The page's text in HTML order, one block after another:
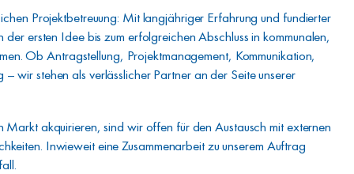
Projektbetreuung: Mit langjähriger Erfahrung und fundierter
ersten Idee bis zum erfolgreichen Abschluss in kommunalen,
Ob Antragstellung, Projektmanagement, Kommunikation,
wir stehen als verlässlicher Partner an der Seite unserer
akquirieren, sind wir offen für den Austausch mit externen
Inwieweit eine Zusammenarbeit zu unserem Auftrag